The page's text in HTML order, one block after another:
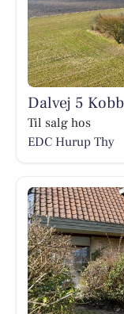
Dalvej 5
Til salg hos
EDC Hurup Thy